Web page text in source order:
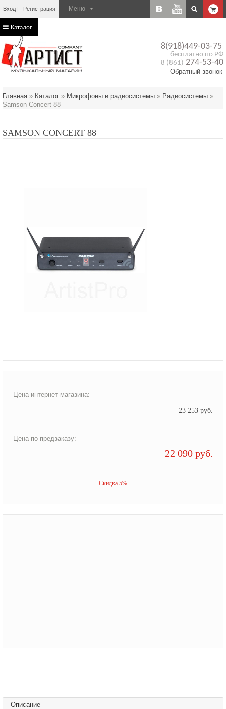
Вход Регистрация
8(918)449-03-75
бесплатно по РФ
8 (861) 274-53-40
Обратный звонок
Каталог
Главная » Каталог » Микрофоны и радиосистемы » Радиосистемы »
Samson Concert 88
SAMSON CONCERT 88
Цена интернет-магазина:
23 253 руб.
Цена по предзаказу:
22 090 руб.
Скидка 5%
Описание